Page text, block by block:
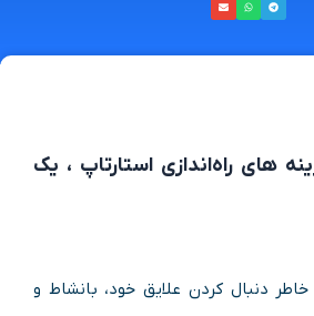
های راه‌اندازی استارتاپ ، یک
دنبال کردن علایق خود، بانشاط و